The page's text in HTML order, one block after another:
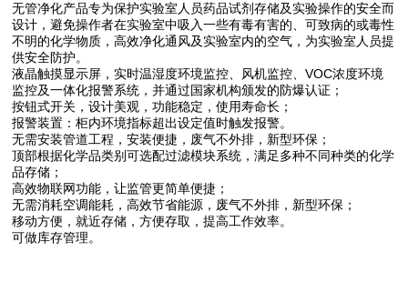
无管净化产品专为保护实验室人员药品试剂存储及实验操作的安全而
设计，避免操作者在实验室中吸入一些有毒有害的、可致病的或毒性
不明的化学物质，高效净化通风及实验室内的空气，为实验室人员提
供安全防护。
液晶触摸显示屏，实时温湿度环境监控、风机监控、VOC浓度环境
监控及一体化报警系统，并通过国家机构颁发的防爆认证；
按钮式开关，设计美观，功能稳定，使用寿命长；
报警装置：柜内环境指标超出设定值时触发报警。
无需安装管道工程，安装便捷，废气不外排，新型环保；
顶部根据化学品类别可选配过滤模块系统，满足多种不同种类的化学
品存储；
高效物联网功能，让监管更简单便捷；
无需消耗空调能耗，高效节省能源，废气不外排，新型环保；
移动方便，就近存储，方便存取，提高工作效率。
可做库存管理。